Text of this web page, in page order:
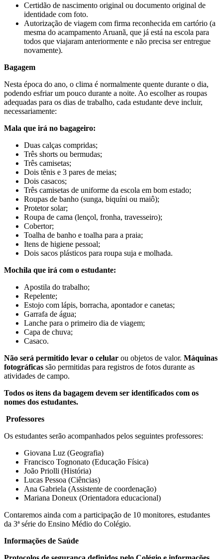
Certidão de nascimento original ou documento original de
identidade com foto.
Autorização de viagem com firma reconhecida em cartório (a
mesma do acampamento Aruanã, que já está na escola para
todos que viajaram anteriormente e não precisa ser entregue
novamente).
Bagagem
Nesta época do ano, o clima é normalmente quente durante o dia,
podendo esfriar um pouco durante a noite. Ao escolher as roupas
adequadas para os dias de trabalho, cada estudante deve incluir,
necessariamente:
Mala que irá no bagageiro:
Duas calças compridas;
Três shorts ou bermudas;
Três camisetas;
Dois tênis e 3 pares de meias;
Dois casacos;
Três camisetas de uniforme da escola em bom estado;
Roupas de banho (sunga, biquíni ou maiô);
Protetor solar;
Roupa de cama (lençol, fronha, travesseiro);
Cobertor;
Toalha de banho e toalha para a praia;
Itens de higiene pessoal;
Dois sacos plásticos para roupa suja e molhada.
Mochila que irá com o estudante:
Apostila do trabalho;
Repelente;
Estojo com lápis, borracha, apontador e canetas;
Garrafa de água;
Lanche para o primeiro dia de viagem;
Capa de chuva;
Casaco.
Não será permitido levar o celular ou objetos de valor. Máquinas
fotográficas são permitidas para registros de fotos durante as
atividades de campo.
Todos os itens da bagagem devem ser identificados com os
nomes dos estudantes.
Professores
Os estudantes serão acompanhados pelos seguintes professores:
Giovana Luz (Geografia)
Francisco Tognonato (Educação Física)
João Priolli (História)
Lucas Pessoa (Ciências)
Ana Gabriela (Assistente de coordenação)
Mariana Doneux (Orientadora educacional)
Contaremos ainda com a participação de 10 monitores, estudantes
da 3ª série do Ensino Médio do Colégio.
Informações de Saúde